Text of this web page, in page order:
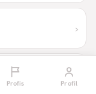
›
Profis Profil